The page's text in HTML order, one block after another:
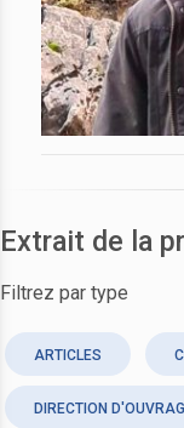
Extrait de la
Filtrez par type
ARTICLES
DIRECTION